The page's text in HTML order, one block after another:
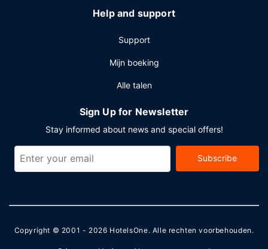
Help and support
Support
Mijn boeking
Alle talen
Sign Up for Newsletter
Stay informed about news and special offers!
Subscribe
Copyright © 2001 - 2026 HotelsOne. Alle rechten voorbehouden.